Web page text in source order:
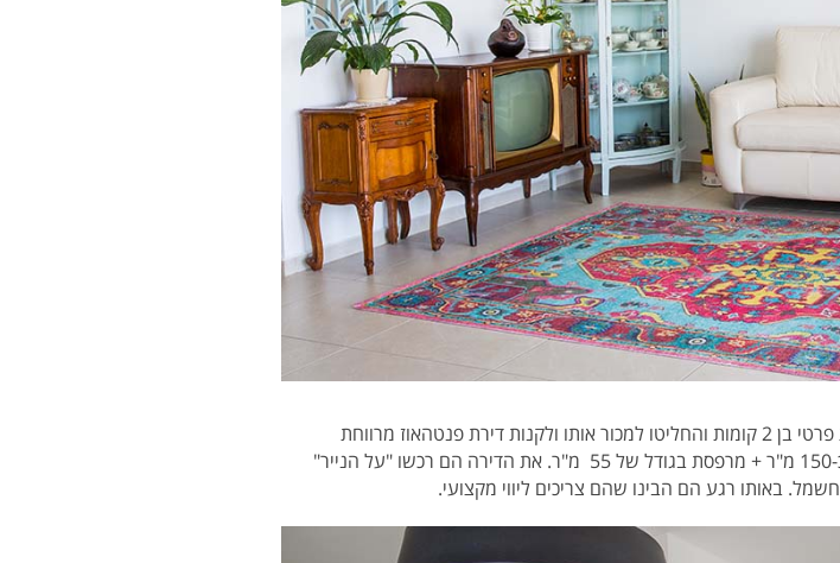
בעבר בבית פרטי בן 2 קומות והחליטו למכור אותו ולקנות דירת פנטהאוז מרווחת
את הדירה הם רכשו "על הנייר"
חשמל. באותו רגע הם הבינו שהם צריכים ליווי מקצועי.